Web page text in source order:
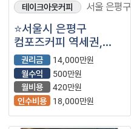
테이크아웃커피 서울 은평구
⭐서울시 은평구
컴포즈커피 역세권,
오피스 상권, 신규
매장으로 인수 후 바로
운영 가능한
매장입니다.
권리금
14,000만원
월수익
500만원
월비용
420만원
인수비용
18,000만원